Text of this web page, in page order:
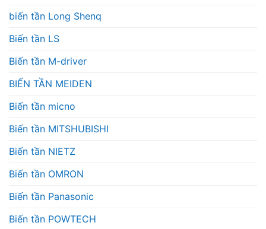
biến tần Long Shenq
Biến tần LS
Biến tần M-driver
BIẾN TẦN MEIDEN
Biến tần micno
Biến tần MITSHUBISHI
Biến tần NIETZ
Biến tần OMRON
Biến tần Panasonic
Biến tần POWTECH